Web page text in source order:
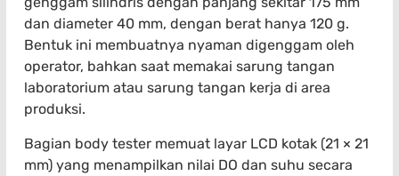
dan diameter 40 mm, dengan berat hanya 120 g.
Bentuk ini membuatnya nyaman digenggam oleh
operator, bahkan saat memakai sarung tangan
laboratorium atau sarung tangan kerja di area
produksi.
Bagian body tester memuat layar LCD kotak (21 × 21
mm) yang menampilkan nilai DO dan suhu secara